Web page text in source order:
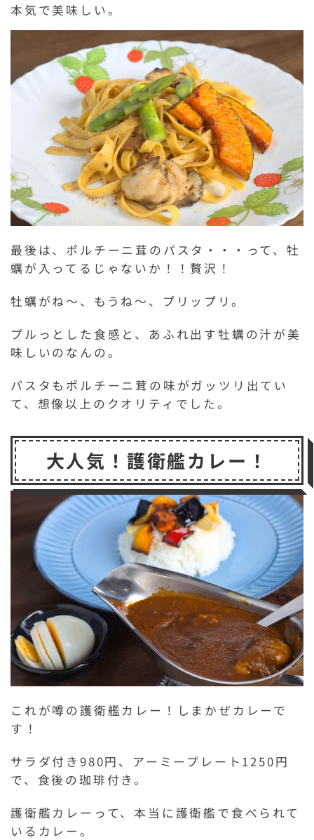
本気で美味しい。
最後は、ポルチーニ茸のパスタ・・・って、牡
蠣が入ってるじゃないか！！贅沢！
牡蠣がね～、もうね～、プリップリ。
プルっとした食感と、あふれ出す牡蠣の汁が美
味しいのなんの。
パスタもポルチーニ茸の味がガッツリ出てい
て、想像以上のクオリティでした。
大人気！護衛艦カレー！
これが噂の護衛艦カレー！しまかぜカレーで
す！
サラダ付き980円、アーミープレート1250円
で、食後の珈琲付き。
護衛艦カレーって、本当に護衛艦で食べられて
いるカレー。